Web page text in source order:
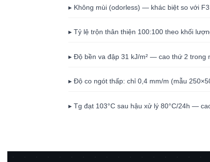
▸ Không mùi (odorless) — khác biệt so với
▸ Tỷ lệ trộn thân thiện 100:100 theo khối
▸ Độ bền va đập 31 kJ/m² — cao thứ 2 trong
▸ Độ co ngót thấp: chỉ 0,4 mm/m (mẫu
▸ Tg đạt 103°C sau hậu xử lý 80°C/24h —